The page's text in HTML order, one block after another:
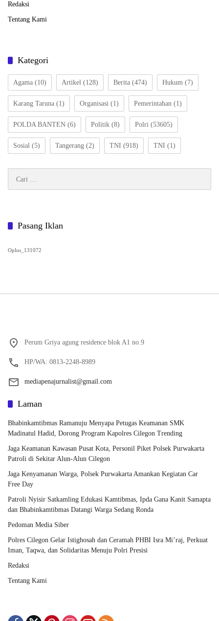
Redaksi
Tentang Kami
Kategori
Agama (10) Artikel (128) Berita (474) Hukum (7)
Karang Taruna (1) Organisasi (1) Pemerintahan (1)
POLDA BANTEN (6) Politik (8) Polri (53605)
Sosial (5) Tangerang (2) TNI (918) TNI (1)
untuk:
Pasang Iklan
Oplus_131072
Perum Griya agung residence blok A1 no.9
HP/WA: 0813-2248-8989
mediapenajurnalist@gmail.com
Laman
Bhabinkamtibmas Ramanuju Menyapa Petugas Keamanan SMK
Madinatul Hadid, Dorong Program Kapolres Cilegon Trending
Jaga Keamanan Kawasan Pusat Kota, Personil Piket Polsek Purwakarta
Patroli di Sekitar Alun-Alun Cilegon
Jaga Kenyamanan Warga, Polsek Purwakarta Amankan Kegiatan Car
Free Day
Patroli Nyisir Satkamling Edukasi Kamtibmas, Ipda Gana Kanit Samapta
dan Bhabinkamtibmas Datangi Warga Sedang Ronda
Pedoman Media Siber
Polres Cilegon Gelar Istighosah dan Ceramah PHBI Isra Mi’raj, Perkuat
Iman, Taqwa, dan Solidaritas Menuju Polri Presisi
Redaksi
Tentang Kami